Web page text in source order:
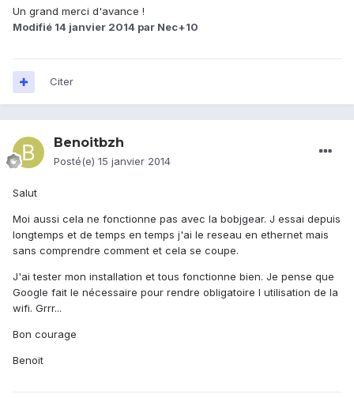
Un grand merci d'avance !
Modifié 14 janvier 2014 par Nec+10
Citer
Benoitbzh
Posté(e) 15 janvier 2014
Salut
Moi aussi cela ne fonctionne pas avec la bobjgear. J essai depuis
longtemps et de temps en temps j'ai le reseau en ethernet mais
sans comprendre comment et cela se coupe.
J'ai tester mon installation et tous fonctionne bien. Je pense que
Google fait le nécessaire pour rendre obligatoire l utilisation de la
wifi. Grrr...
Bon courage
Benoit